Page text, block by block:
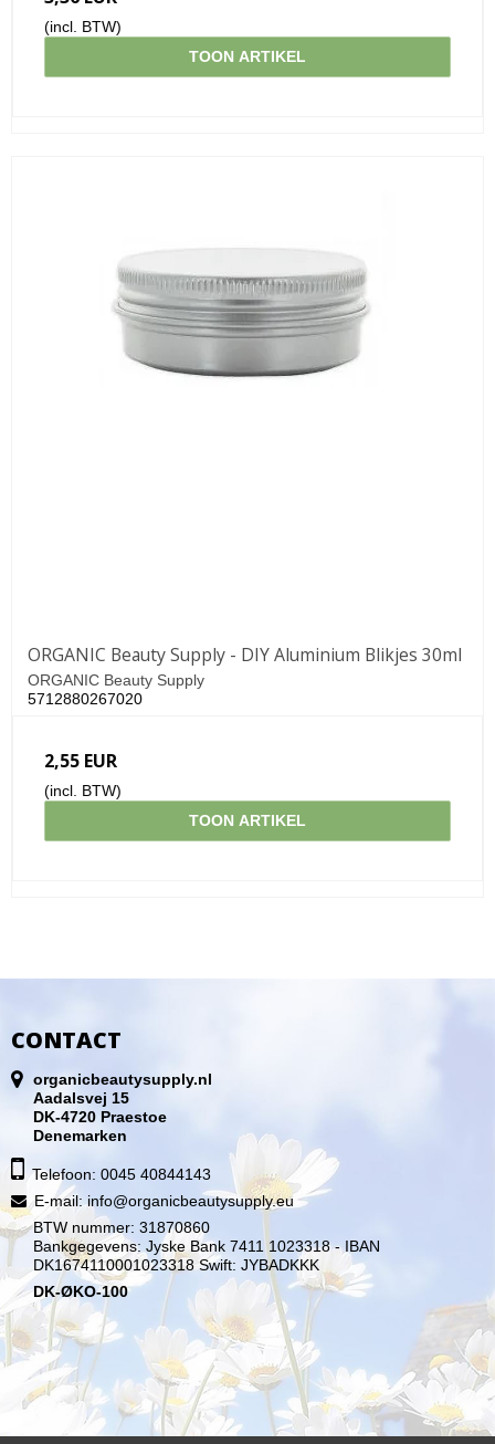
(incl. BTW)
TOON ARTIKEL
ORGANIC Beauty Supply - DIY Aluminium Blikjes 30ml
ORGANIC Beauty Supply
5712880267020
2,55 EUR
(incl. BTW)
TOON ARTIKEL
CONTACT
organicbeautysupply.nl
Aadalsvej 15
DK-4720 Praestoe
Denemarken
Telefoon: 0045 40844143
E-mail: info@organicbeautysupply.eu
BTW nummer: 31870860
Bankgegevens: Jyske Bank 7411 1023318 - IBAN
DK1674110001023318 Swift: JYBADKKK
DK-ØKO-100